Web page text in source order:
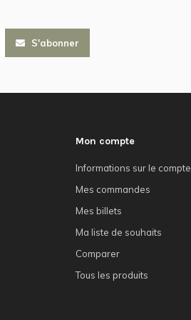
S'abonner
Mon compte
Informations sur le compte
Mes commandes
Mes billets
Ma liste de souhaits
Comparer
Tous les produits